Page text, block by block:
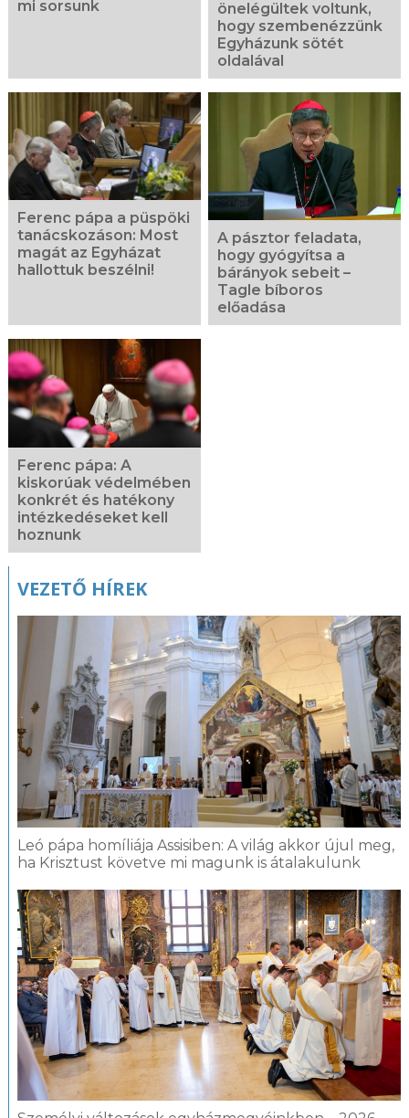
mi sorsunk
önelégültek voltunk,
hogy szembenézzünk
Egyházunk sötét
oldalával
Ferenc pápa a püspöki
tanácskozáson: Most
magát az Egyházat
hallottuk beszélni!
A pásztor feladata,
hogy gyógyítsa a
bárányok sebeit –
Tagle bíboros
előadása
Ferenc pápa: A
kiskorúak védelmében
konkrét és hatékony
intézkedéseket kell
hoznunk
VEZETŐ HÍREK
Leó pápa homíliája Assisiben: A világ akkor újul meg,
ha Krisztust követve mi magunk is átalakulunk